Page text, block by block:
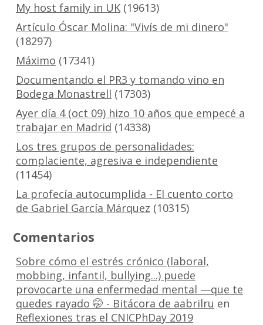
My host family in UK(19613)
Artículo Óscar Molina: "Vivís de mi dinero"
(18297)
Máximo (17341)
Documentando el PR3 y tomando vino en
Bodega Monastrell (17303)
Ayer día 4 (oct 09) hizo 10 años que empecé a
trabajar en Madrid (14338)
Los tres grupos de personalidades:
complaciente, agresiva e independiente
(11454)
La profecía autocumplida - El cuento corto
de Gabriel García Márquez (10315)
Comentarios
Sobre cómo el estrés crónico (laboral,
mobbing, infantil, bullying...) puede
provocarte una enfermedad mental —que te
quedes rayado 🤭 - Bitácora de aabrilru en
Reflexiones tras el CNICPhDay 2019